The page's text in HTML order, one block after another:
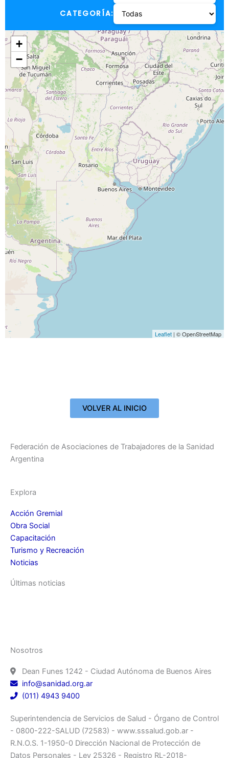
CATEGORÍA:
+
−
Leaflet | © OpenStreetMap
VOLVER AL INICIO
Federación de Asociaciones de Trabajadores de la Sanidad
Argentina
Explora
Acción Gremial
Obra Social
Capacitación
Turismo y Recreación
Noticias
Últimas noticias
Nosotros
Dean Funes 1242 - Ciudad Autónoma de Buenos Aires
info@sanidad.org.ar
(011) 4943 9400
Superintendencia de Servicios de Salud - Órgano de Control
- 0800-222-SALUD (72583) - www.sssalud.gob.ar -
R.N.O.S. 1-1950-0 Dirección Nacional de Protección de
Datos Personales - Ley 25326 - Registro RL-2018-